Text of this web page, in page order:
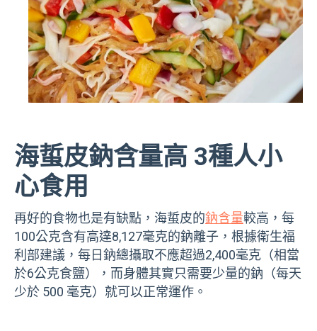
海蜇皮鈉含量高 3種人小
心食用
再好的食物也是有缺點，海蜇皮的鈉含量較高，每
100公克含有高達8,127毫克的鈉離子，根據衛生福
利部建議，每日鈉總攝取不應超過2,400毫克（相當
於6公克食鹽）
， 而身體其實只需要少量的鈉（每天
少於 500 毫克）就可以正常運作。